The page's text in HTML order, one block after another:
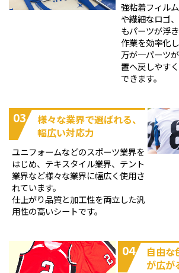
強粘着フィル
や繊細なロゴ
もパーツが浮
作業を効率化し
万が一パーツ
置へ戻しやす
できます。
03
様々な業界で選ばれる、
幅広い対応力
ユニフォームなどのスポーツ業界を
はじめ、テキスタイル業界、テント
業界など様々な業界に幅広く使用さ
れています。
仕上がり品質と加工性を両立した汎
用性の高いシートです。
04
自由な
が広が